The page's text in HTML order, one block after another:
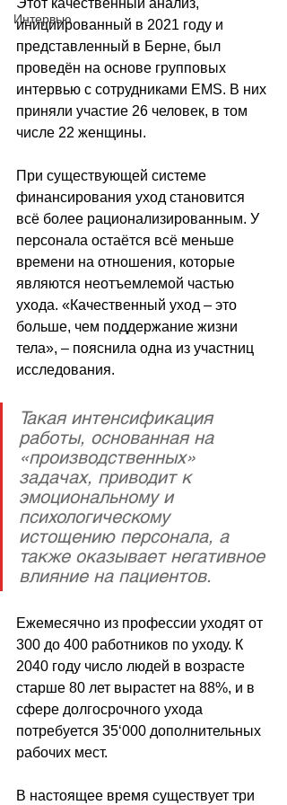
Интервью
Этот качественный анализ,
инициированный в 2021 году и
представленный в Берне, был
проведён на основе групповых
интервью с сотрудниками EMS. В них
приняли участие 26 человек, в том
числе 22 женщины.
При существующей системе
финансирования уход становится
всё более рационализированным. У
персонала остаётся всё меньше
времени на отношения, которые
являются неотъемлемой частью
ухода. «Качественный уход – это
больше, чем поддержание жизни
тела», – пояснила одна из участниц
исследования.
Такая интенсификация
работы, основанная на
«производственных»
задачах, приводит к
эмоциональному и
психологическому
истощению персонала, а
также оказывает негативное
влияние на пациентов.
Ежемесячно из профессии уходят от
300 до 400 работников по уходу. К
2040 году число людей в возрасте
старше 80 лет вырастет на 88%, и в
сфере долгосрочного ухода
потребуется 35‘000 дополнительных
рабочих мест.
В настоящее время существует три